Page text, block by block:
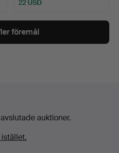
22 USD
föremål
auktioner.